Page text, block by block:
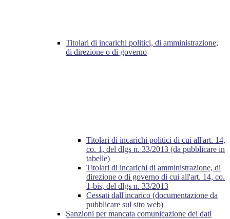
Titolari di incarichi politici, di amministrazione,
di direzione o di governo
Titolari di incarichi politici di cui all'art. 14,
co. 1, del dlgs n. 33/2013 (da pubblicare in
tabelle)
Titolari di incarichi di amministrazione, di
direzione o di governo di cui all'art. 14, co.
1-bis, del dlgs n. 33/2013
Cessati dall'incarico (documentazione da
pubblicare sul sito web)
Sanzioni per mancata comunicazione dei dati